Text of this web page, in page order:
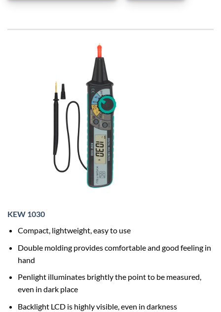
KEW 1030
Compact, lightweight, easy to use
Double molding provides comfortable and good feeling in
hand
Penlight illuminates brightly the point to be measured,
even in dark place
Backlight LCD is highly visible, even in darkness